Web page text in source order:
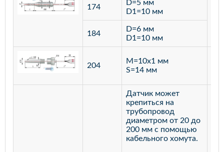
174
D=5 мм
D1=10 мм
184
D=6 мм
D1=10 мм
204
M=10х1 мм
S=14 мм
Датчик может
крепиться на
трубопровод
диаметром от 20 до
200 мм с помощью
кабельного хомута.